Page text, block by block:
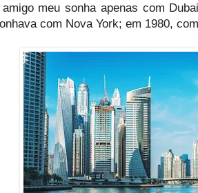
meu sonha apenas com
com Nova York; em 1980,